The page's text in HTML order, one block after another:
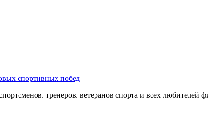
спортивных побед
тренеров, ветеранов спорта и всех